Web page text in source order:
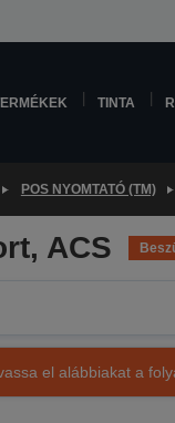
TINTA
POS NYOMTATÓ (TM)
ACS
el alábbiakat a